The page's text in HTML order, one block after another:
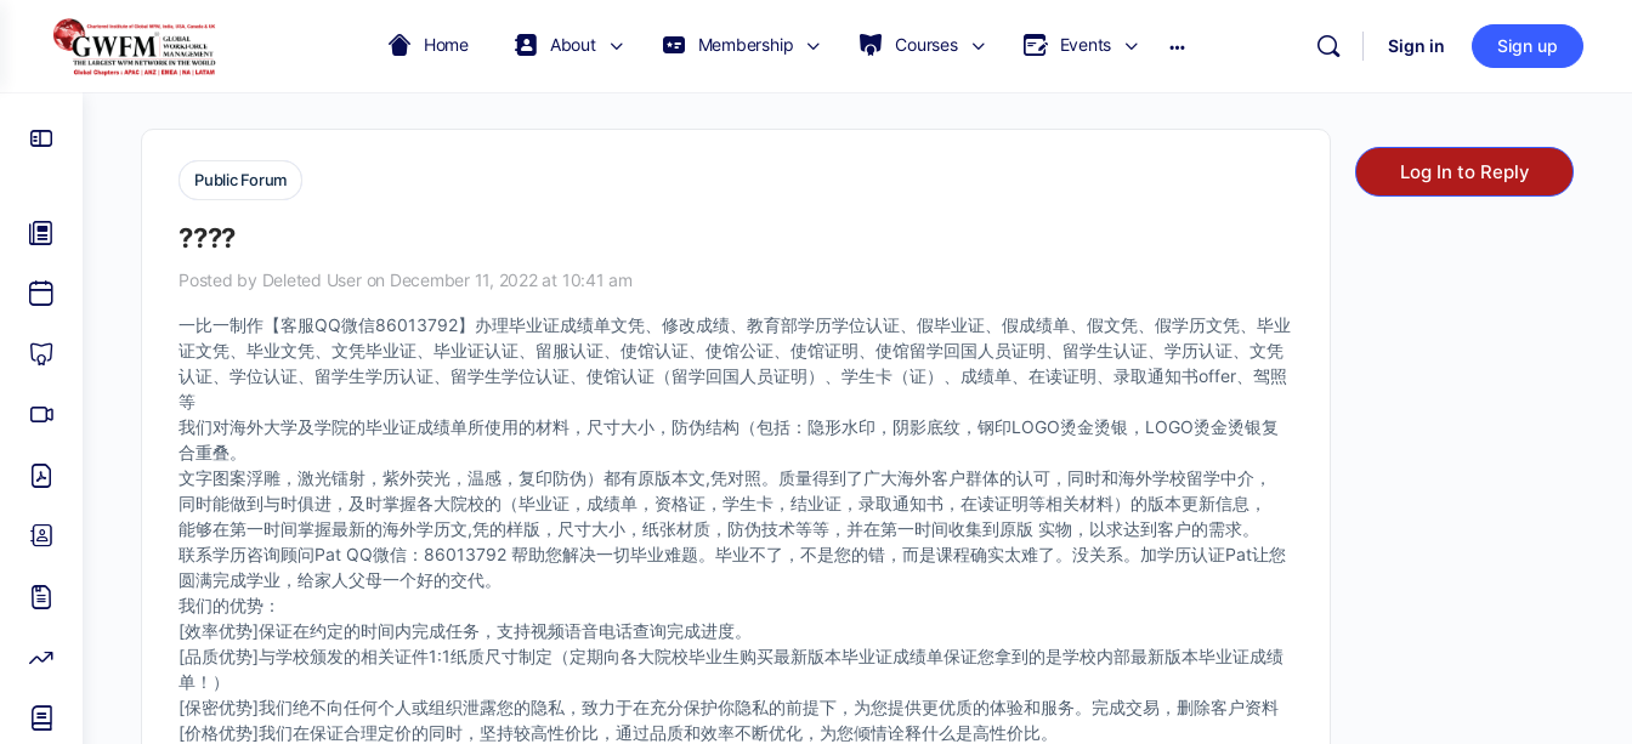
Home About Membership Courses Events Sign in Sign up
Public Forum
????
Posted by Deleted User on December 11, 2022 at 10:41 am
一比一制作【客服QQ微信86013792】办理毕业证成绩单文凭、修改成绩、教育部学历学位认证、假毕业证、假成绩单、假文凭、假学历文凭、毕业
证文凭、毕业文凭、文凭毕业证、毕业证认证、留服认证、使馆认证、使馆公证、使馆证明、使馆留学回国人员证明、留学生认证、学历认证、文凭
认证、学位认证、留学生学历认证、留学生学位认证、使馆认证（留学回国人员证明）、学生卡（证）、成绩单、在读证明、录取通知书offer、驾照
等
我们对海外大学及学院的毕业证成绩单所使用的材料，尺寸大小，防伪结构（包括：隐形水印，阴影底纹，钢印LOGO烫金烫银，LOGO烫金烫银复
合重叠。
文字图案浮雕，激光镭射，紫外荧光，温感，复印防伪）都有原版本文,凭对照。质量得到了广大海外客户群体的认可，同时和海外学校留学中介，
同时能做到与时俱进，及时掌握各大院校的（毕业证，成绩单，资格证，学生卡，结业证，录取通知书，在读证明等相关材料）的版本更新信息，
能够在第一时间掌握最新的海外学历文,凭的样版，尺寸大小，纸张材质，防伪技术等等，并在第一时间收集到原版 实物，以求达到客户的需求。
联系学历咨询顾问Pat QQ微信：86013792 帮助您解决一切毕业难题。毕业不了，不是您的错，而是课程确实太难了。没关系。加学历认证Pat让您
圆满完成学业，给家人父母一个好的交代。
我们的优势：
[效率优势]保证在约定的时间内完成任务，支持视频语音电话查询完成进度。
[品质优势]与学校颁发的相关证件1:1纸质尺寸制定（定期向各大院校毕业生购买最新版本毕业证成绩单保证您拿到的是学校内部最新版本毕业证成绩
单！）
[保密优势]我们绝不向任何个人或组织泄露您的隐私，致力于在充分保护你隐私的前提下，为您提供更优质的体验和服务。完成交易，删除客户资料
[价格优势]我们在保证合理定价的同时，坚持较高性价比，通过品质和效率不断优化，为您倾情诠释什么是高性价比。
Log In to Reply